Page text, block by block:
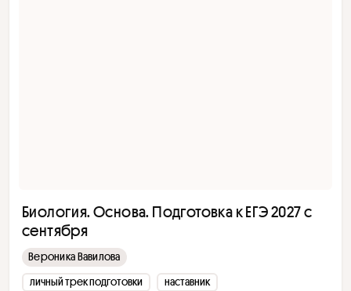
Биология. Основа. Подготовка к ЕГЭ 2027 с
сентября
Вероника Вавилова
личный трек подготовки
наставник